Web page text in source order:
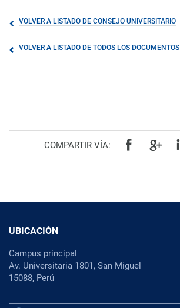
VOLVER A LISTADO DE CONSEJO UNIVERSITARIO
VOLVER A LISTADO DE TODOS LOS DOCUMENTOS
COMPARTIR VÍA:
UBICACIÓN
Campus principal
Av. Universitaria 1801, San Miguel
15088, Perú